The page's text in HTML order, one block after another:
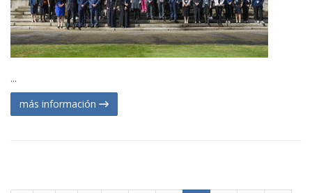
...
más información